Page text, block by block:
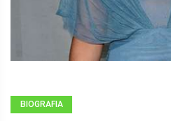
BIOGRAFIA